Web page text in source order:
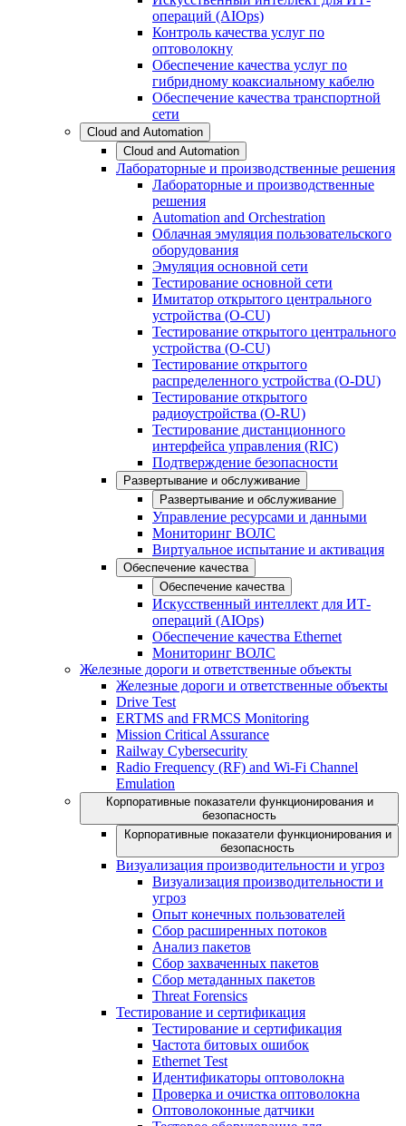
операций (AIOps)
Контроль качества услуг по
оптоволокну
Обеспечение качества услуг по
гибридному коаксиальному кабелю
Обеспечение качества транспортной
сети
Cloud and Automation
Cloud and Automation
Лабораторные и производственные решения
Лабораторные и производственные
решения
Automation and Orchestration
Облачная эмуляция пользовательского
оборудования
Эмуляция основной сети
Тестирование основной сети
Имитатор открытого центрального
устройства (O-CU)
Тестирование открытого центрального
устройства (O-CU)
Тестирование открытого
распределенного устройства (O-DU)
Тестирование открытого
радиоустройства (O-RU)
Тестирование дистанционного
интерфейса управления (RIC)
Подтверждение безопасности
Развертывание и обслуживание
Развертывание и обслуживание
Управление ресурсами и данными
Мониторинг ВОЛС
Виртуальное испытание и активация
Обеспечение качества
Обеспечение качества
Искусственный интеллект для ИТ-
операций (AIOps)
Обеспечение качества Ethernet
Мониторинг ВОЛС
Железные дороги и ответственные объекты
Железные дороги и ответственные объекты
Drive Test
ERTMS and FRMCS Monitoring
Mission Critical Assurance
Railway Cybersecurity
Radio Frequency (RF) and Wi-Fi Channel
Emulation
Корпоративные показатели функционирования и
безопасность
Корпоративные показатели функционирования и
безопасность
Визуализация производительности и угроз
Визуализация производительности и
угроз
Опыт конечных пользователей
Сбор расширенных потоков
Анализ пакетов
Сбор захваченных пакетов
Сбор метаданных пакетов
Threat Forensics
Тестирование и сертификация
Тестирование и сертификация
Частота битовых ошибок
Ethernet Test
Идентификаторы оптоволокна
Проверка и очистка оптоволокна
Оптоволоконные датчики